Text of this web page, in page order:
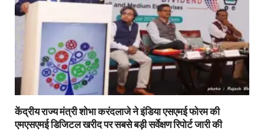
केंद्रीय राज्य मंत्री शोभा करंदलाजे ने इंडिया एसएमई फोरम की
एमएसएमई डिजिटल खरीद पर सबसे बड़ी सर्वेक्षण रिपोर्ट जारी की